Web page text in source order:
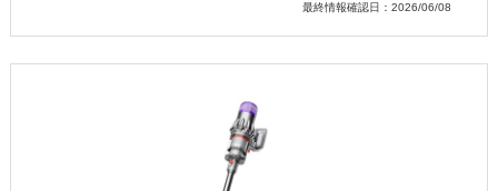
最終情報確認日：2026/06/08